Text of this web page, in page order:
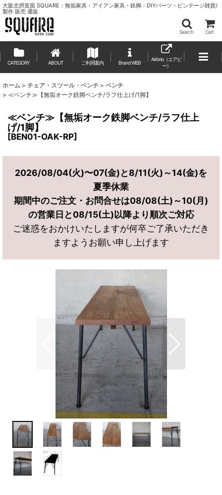
大阪北摂箕面 SQUARE：無垢家具・アイアン家具・鉄脚・DIYパーツ・ビンテージ雑貨/
製作 販売 通販
Search Cart
CATEGORY ABOUT ご利用案内
Airbnb（エアビ
ー）
ホーム > チェア・スツール・ベンチ > ベンチ
> ≪ベンチ≫【無垢オーク鉄脚ベンチ/ラフ仕上げ/1脚】
≪ベンチ≫【無垢オーク鉄脚ベンチ/ラフ仕上
げ/1脚】
[BEN01-OAK-RP]
2026/08/04(火)〜07(金)と8/11(火)～14(金)を
夏季休業
期間中のご注文・お問合せは08/08(土)～10(月)
の営業日と08/15(土)以降より順次ご対応
ご迷惑をおかけいたしますが何卒ご了承いただき
ますようお願い申し上げます